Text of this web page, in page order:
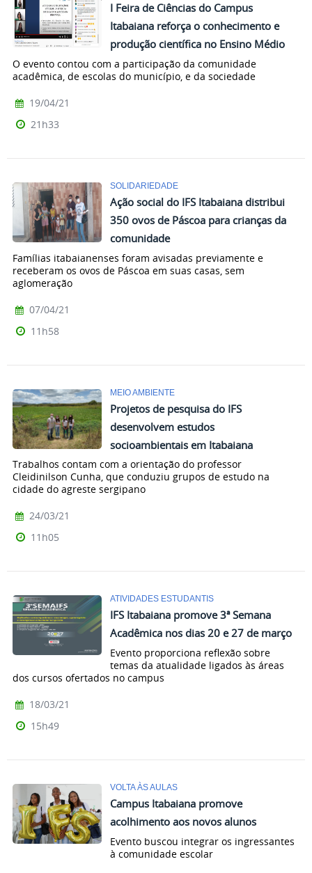
I Feira de Ciências do Campus
Itabaiana reforça o conhecimento e
produção científica no Ensino Médio
O evento contou com a participação da comunidade
acadêmica, de escolas do município, e da sociedade
19/04/21
21h33
SOLIDARIEDADE
Ação social do IFS Itabaiana distribui
350 ovos de Páscoa para crianças da
comunidade
Famílias itabaianenses foram avisadas previamente e
receberam os ovos de Páscoa em suas casas, sem
aglomeração
07/04/21
11h58
MEIO AMBIENTE
Projetos de pesquisa do IFS
desenvolvem estudos
socioambientais em Itabaiana
Trabalhos contam com a orientação do professor
Cleidinilson Cunha, que conduziu grupos de estudo na
cidade do agreste sergipano
24/03/21
11h05
ATIVIDADES ESTUDANTIS
IFS Itabaiana promove 3ª Semana
Acadêmica nos dias 20 e 27 de março
Evento proporciona reflexão sobre
temas da atualidade ligados às áreas
dos cursos ofertados no campus
18/03/21
15h49
VOLTA ÀS AULAS
Campus Itabaiana promove
acolhimento aos novos alunos
Evento buscou integrar os ingressantes
à comunidade escolar